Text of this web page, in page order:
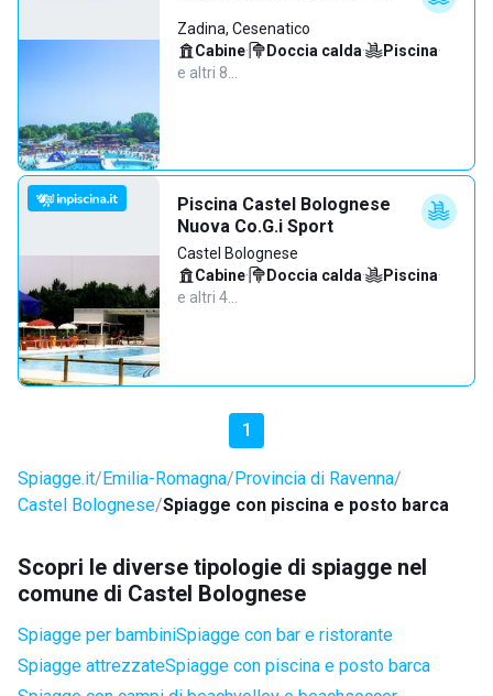
Zadina, Cesenatico
Cabine· Doccia calda· Piscina·
e altri 8…
Piscina Castel Bolognese
Nuova Co.G.i Sport
Castel Bolognese
Cabine· Doccia calda· Piscina·
e altri 4…
1
Spiagge.it Emilia-Romagna Provincia di Ravenna
Castel Bolognese Spiagge con piscina e posto barca
Scopri le diverse tipologie di spiagge nel
comune di Castel Bolognese
Spiagge per bambiniSpiagge con bar e ristorante
Spiagge attrezzateSpiagge con piscina e posto barca